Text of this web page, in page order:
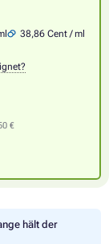
38,86 Cent / ml
€
hält der